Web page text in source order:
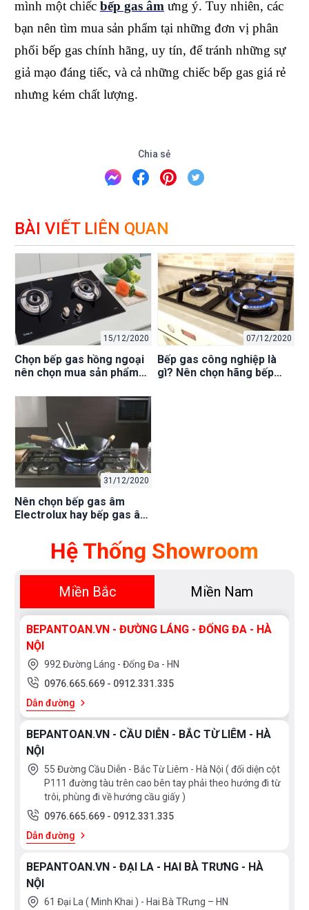
mình một chiếc bếp gas âm ưng ý. Tuy nhiên, các
bạn nên tìm mua sản phẩm tại những đơn vị phân
phối bếp gas chính hãng, uy tín, để tránh những sự
giả mạo đáng tiếc, và cả những chiếc bếp gas giá rẻ
nhưng kém chất lượng.
Chia sẻ
BÀI VIẾT LIÊN QUAN
15/12/2020
Chọn bếp gas hồng ngoại
nên chọn mua sản phẩm
nay?
07/12/2020
Bếp gas công nghiệp là
gì? Nên chọn hãng bếp
31/12/2020
Nên chọn bếp gas âm
Electrolux hay bếp gas âm
Hệ Thống Showroom
Miền Bắc Miền Nam
BEPANTOAN.VN - ĐƯỜNG LÁNG - ĐỐNG ĐA - HÀ
NỘI
992 Đường Láng - Đống Đa - HN
0976.665.669 - 0912.331.335
Dẫn đường
BEPANTOAN.VN - CẦU DIỄN - BẮC TỪ LIÊM - HÀ
NỘI
55 Đường Cầu Diễn - Bắc Từ Liêm - Hà Nội ( đối diện cột
P111 đường tàu trên cao bên tay phải theo hướng đi từ
trôi, phùng đi về hướng cầu giấy )
0976.665.669 - 0912.331.335
Dẫn đường
BEPANTOAN.VN - ĐẠI LA - HAI BÀ TRƯNG - HÀ
NỘI
61 Đại La ( Minh Khai ) - Hai Bà TRưng – HN